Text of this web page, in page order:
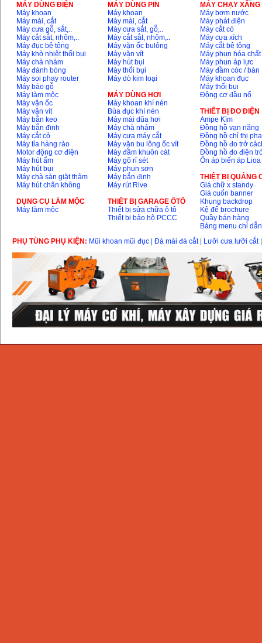
MÁY DÙNG ĐIỆN
Máy khoan
Máy mài, cắt
Máy cưa gỗ, sắt,..
Máy cắt sắt, nhôm,..
Máy đục bê tông
Máy khò nhiệt thổi bụi
Máy chà nhám
Máy đánh bóng
Máy soi phay router
Máy bào gỗ
Máy làm mộc
Máy vặn ốc
Máy vặn vít
Máy bắn keo
Máy bắn đinh
Máy cắt cỏ
Máy tỉa hàng rào
Motor động cơ điện
Máy hút ẩm
Máy hút bụi
Máy chà sàn giặt thảm
Máy hút chân không
DỤNG CỤ LÀM MỘC
Máy làm mộc
MÁY DÙNG PIN
Máy khoan
Máy mài, cắt
Máy cưa sắt, gỗ,..
Máy cắt sắt, nhôm,..
Máy vặn ốc bulông
Máy vặn vít
Máy hút bụi
Máy thổi bụi
Máy dò kim loại
MÁY DÙNG HƠI
Máy khoan khí nén
Búa đục khí nén
Máy mài dũa hơi
Máy chà nhám
Máy cưa máy cắt
Máy vặn bu lông ốc vít
Máy đầm khuôn cát
Máy gõ rỉ sét
Máy phun sơn
Máy bắn đinh
Máy rút Rive
THIÊT BỊ GARAGE ÔTÔ
Thiết bị sửa chữa ô tô
Thiết bị bảo hộ PCCC
MÁY CHẠY
Máy bơm nước
Máy phát điện
Máy cắt cỏ
Máy cưa xích
Máy cắt bê tông
Máy phun hóa chất
Máy phun áp lực
Máy đầm cóc / bàn
Máy khoan đục
Máy thổi bụi
Động cơ đầu nổ
THIÊT BỊ ĐO ĐIỆN
Ampe Kìm
Đồng hồ vạn năng
Đồng hồ chỉ thị pha
Đồng hồ đo trở
Đồng hồ đo điện
Ổn áp biến áp Lioa
THIỆT BỊ QUẢNG
Giá chữ x standy
Giá cuốn banner
Khung backdrop
Kệ để brochure
Quầy bán hàng
Bảng menu chỉ dẫn
PHỤ TÙNG PHỤ KIỆN: Mũi khoan mũi đục Đá mài đá cắt| Lưỡi cưa lưỡi cắt